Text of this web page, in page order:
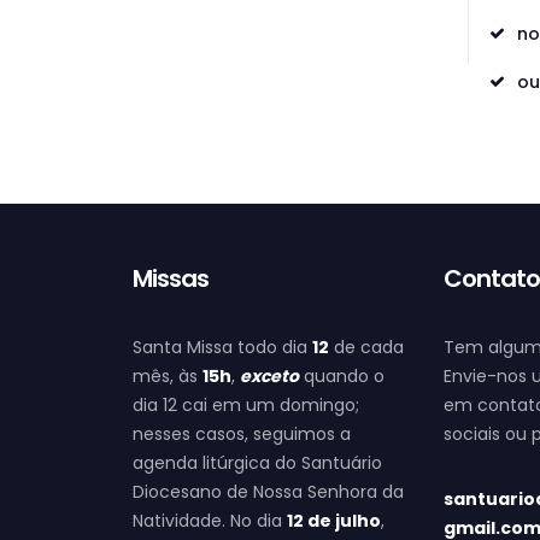
Missas
Santa Missa todo dia 12 de cada
mês, às 15h, excetoquando o
dia 12 cai em um domingo;
nesses casos, seguimos a
agenda litúrgica do Santuário
Diocesano de Nossa Senhora da
Natividade. No dia 12 de julho,
Contato
Tem
Envie-nos
em
sociais ou